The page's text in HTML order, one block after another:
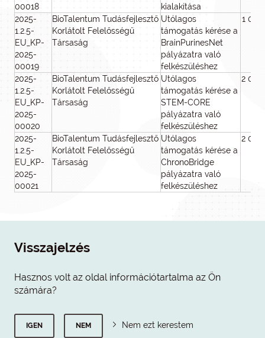
00018
kialakítása
2025-
1.2.5-
EU_KP-
2025-
00019
BioTalentum Tudásfejlesztő
Korlátolt Felelősségű
Társaság
Utólagos
támogatás kérése a
BrainPurinesNet
pályázatra való
felkészüléshez
1
2025-
1.2.5-
EU_KP-
2025-
00020
BioTalentum Tudásfejlesztő
Korlátolt Felelősségű
Társaság
Utólagos
támogatás kérése a
STEM-CORE
pályázatra való
felkészüléshez
2
2025-
1.2.5-
EU_KP-
2025-
00021
BioTalentum Tudásfejlesztő
Korlátolt Felelősségű
Társaság
Utólagos
támogatás kérése a
ChronoBridge
pályázatra való
felkészüléshez
2
Visszajelzés
Hasznos volt az oldal információtartalma az Ön
számára?
IGEN NEM Nem ezt kerestem